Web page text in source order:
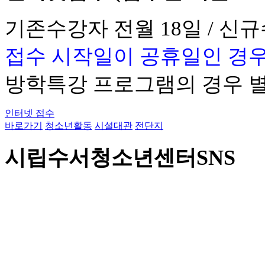
기존수강자 전월 18일 / 신
접수 시작일이 공휴일인 경
방학특강 프로그램의 경우
인터넷 접수
바로가기
청소년활동 시설대관 전단지
시립수서청소년센터SNS